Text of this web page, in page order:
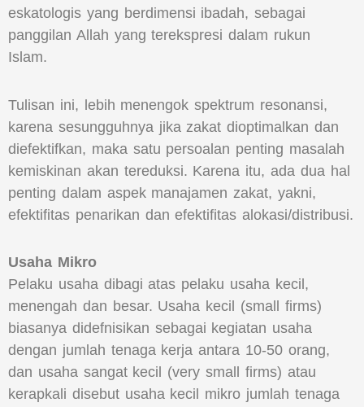
eskatologis yang berdimensi ibadah, sebagai
panggilan Allah yang terekspresi dalam rukun
Islam.
Tulisan ini, lebih menengok spektrum resonansi,
karena sesungguhnya jika zakat dioptimalkan dan
diefektifkan, maka satu persoalan penting masalah
kemiskinan akan tereduksi. Karena itu, ada dua hal
penting dalam aspek manajamen zakat, yakni,
efektifitas penarikan dan efektifitas alokasi/distribusi.
Usaha Mikro
Pelaku usaha dibagi atas pelaku usaha kecil,
menengah dan besar. Usaha kecil (small firms)
biasanya didefnisikan sebagai kegiatan usaha
dengan jumlah tenaga kerja antara 10-50 orang,
dan usaha sangat kecil (very small firms) atau
kerapkali disebut usaha kecil mikro jumlah tenaga